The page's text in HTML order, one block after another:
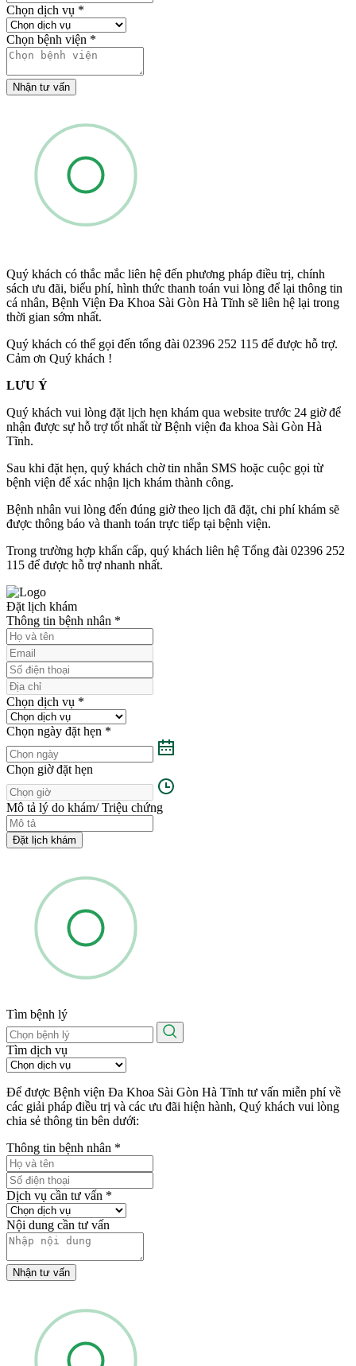
Chọn dịch vụ *
Chọn bệnh viện *
Nhận tư vấn
Quý khách có thắc mắc liên hệ đến phương pháp điều trị, chính
sách ưu đãi, biểu phí, hình thức thanh toán vui lòng để lại thông tin
cá nhân, Bệnh Viện Đa Khoa Sài Gòn Hà Tĩnh sẽ liên hệ lại trong
thời gian sớm nhất.
Quý khách có thể gọi đến tổng đài 02396 252 115 để được hỗ trợ.
Cảm ơn Quý khách !
LƯU Ý
Quý khách vui lòng đặt lịch hẹn khám qua website trước 24 giờ để
nhận được sự hỗ trợ tốt nhất từ Bệnh viện đa khoa Sài Gòn Hà
Tĩnh.
Sau khi đặt hẹn, quý khách chờ tin nhắn SMS hoặc cuộc gọi từ
bệnh viện để xác nhận lịch khám thành công.
Bệnh nhân vui lòng đến đúng giờ theo lịch đã đặt, chi phí khám sẽ
được thông báo và thanh toán trực tiếp tại bệnh viện.
Trong trường hợp khẩn cấp, quý khách liên hệ Tổng đài 02396 252
115 để được hỗ trợ nhanh nhất.
Đặt lịch khám
Thông tin bệnh nhân *
Chọn dịch vụ *
Chọn ngày đặt hẹn *
Chọn giờ đặt hẹn
Mô tả lý do khám/ Triệu chứng
Đặt lịch khám
Tìm bệnh lý
Tìm dịch vụ
Để được Bệnh viện Đa Khoa Sài Gòn Hà Tĩnh tư vấn miễn phí về
các giải pháp điều trị và các ưu đãi hiện hành, Quý khách vui lòng
chia sẻ thông tin bên dưới:
Thông tin bệnh nhân *
Dịch vụ cần tư vấn *
Nội dung cần tư vấn
Nhận tư vấn